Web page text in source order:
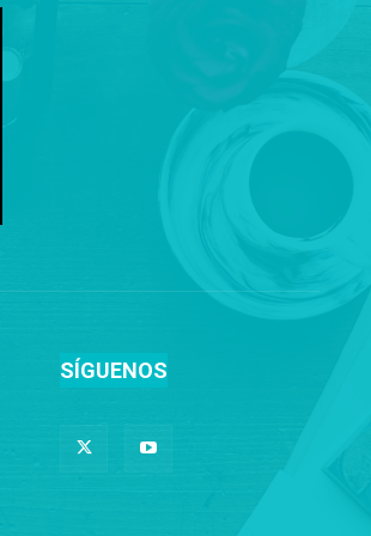
SÍGUENOS